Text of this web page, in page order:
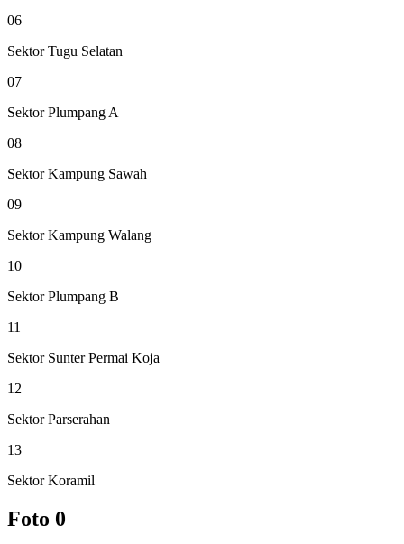
06
Sektor Tugu Selatan
07
Sektor Plumpang A
08
Sektor Kampung Sawah
09
Sektor Kampung Walang
10
Sektor Plumpang B
11
Sektor Sunter Permai Koja
12
Sektor Parserahan
13
Sektor Koramil
Foto 0